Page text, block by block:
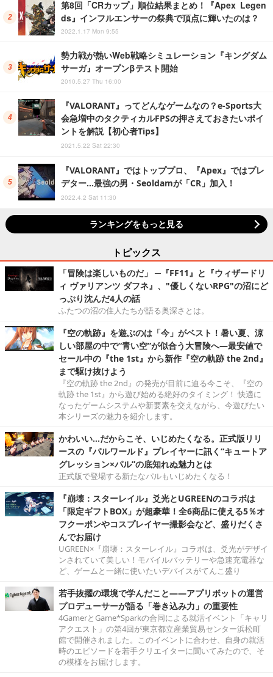
第8回「CRカップ」順位結果まとめ！『Apex Legen
ds』インフルエンサーの祭典で頂点に輝いたのは？
2022.1.17 Mon 9:55
勢力戦が熱いWeb戦略シミュレーション『キングダム
サーガ』オープンβテスト開始
2010.5.27 Thu 16:00
『VALORANT』ってどんなゲームなの？e-Sports大
会急増中のタクティカルFPSの押さえておきたいポイ
ントを解説【初心者Tips】
2021.5.22 Sat 22:30
『VALORANT』ではトッププロ、『Apex』ではプレ
デター…最強の男・Seoldamが「CR」加入！
2022.4.2 Sat 11:30
ランキングをもっと見る
トピックス
「冒険は楽しいものだ」 ─『FF11』と『ウィザードリ
ィ ヴァリアンツ ダフネ』、"優しくないRPG"の沼にど
っぷり沈んだ4人の話
ふたつの沼の住人たちが語る奥深さとは。
『空の軌跡』を遊ぶのは「今」がベスト！暑い夏、涼
しい部屋の中で“青い空”が似合う大冒険へ―最安値で
セール中の『the 1st』から新作『空の軌跡 the 2nd』
まで駆け抜けよう
『空の軌跡 the 2nd』の発売が目前に迫る今こそ、『空の
軌跡 the 1st』から遊び始める絶好のタイミング！ 快適に
なったゲームシステムや新要素を交えながら、今遊びたい
本シリーズの魅力を紹介します。
かわいい…だからこそ、いじめたくなる。正式版リリ
ースの『パルワールド』プレイヤーに訊く“キュートア
グレッション×パル”の底知れぬ魅力とは
正式版で登場する新たなパルもいじめたくなる！
『崩壊：スターレイル』爻光とUGREENのコラボは
「限定ギフトBOX」が超豪華！全6商品に使える5％オ
フクーポンやコスプレイヤー撮影会など、盛りだくさ
んでお届け
UGREEN×『崩壊：スターレイル』コラボは、爻光がデザイ
ンされていて美しい！モバイルバッテリーや急速充電器な
ど、ゲームと一緒に使いたいデバイスがてんこ盛り
若手抜擢の環境で学んだこと――アプリボットの運営
プロデューサーが語る「巻き込み力」の重要性
4GamerとGame*Sparkの合同による就活イベント「キャリ
アクエスト」の第4回が東京都立産業貿易センター浜松町
館で開催されました。このイベントに合わせ、自身の就活
時のエピソードを若手クリエイターに聞いてみたので、そ
の模様をお届けします。